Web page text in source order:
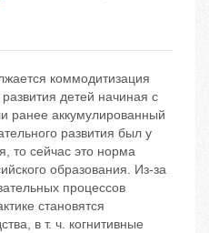
коммодитизация
детей начиная с
ранее аккумулированный
развития был у
то сейчас это норма
образования. Из-за
процессов
становятся
в т. ч. когнитивные